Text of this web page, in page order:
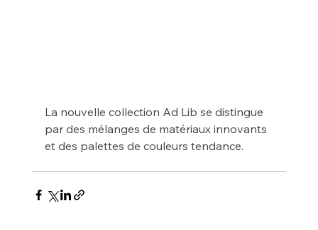
La nouvelle collection Ad Lib se distingue
par des mélanges de matériaux innovants
et des palettes de couleurs tendance.